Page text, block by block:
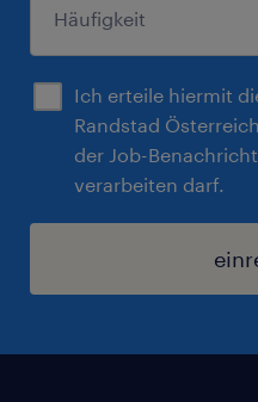
Ich erteile hiermit
Randstad
der Job-
verarbeiten darf.